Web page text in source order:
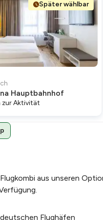
tollen
"Sehr informativ
Weinen. Schöne
•vor 1 Jahr
informativ. Der
faszinierend."
unterhaltsam -
gefallen."
"Das Erlebnis der
Später wählbar
Hauptbahnhof
zur Aktivität
aus unseren
Flughäfen